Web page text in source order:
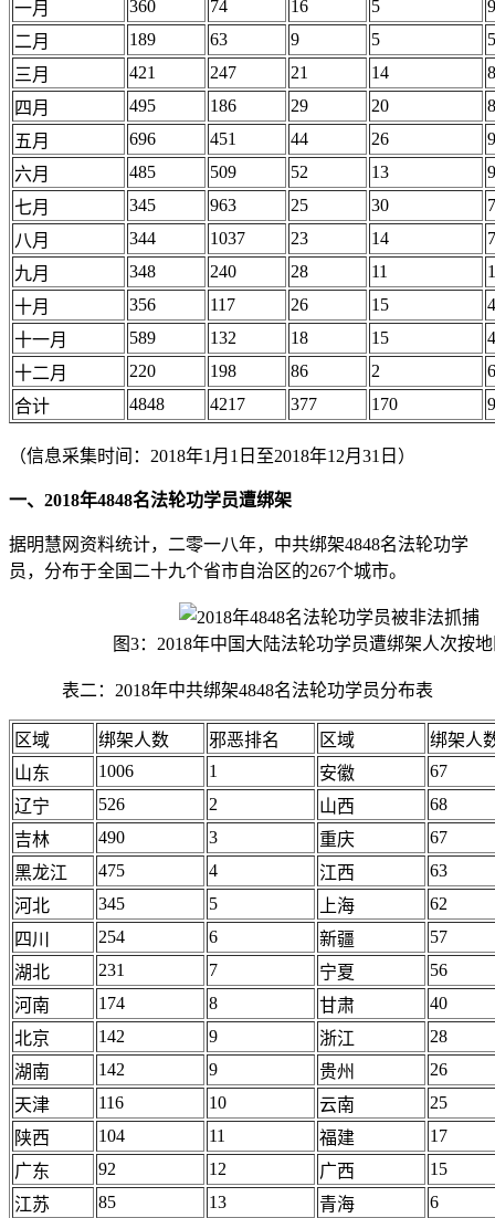
一月
360 74 16 5
二月
189 63 9 5
三月
421 247 21 14
四月
495 186 29 20
五月
696 451 44 26
六月
485 509 52 13
七月
345 963 25 30
八月
344 1037 23 14
九月
348 240 28 11
十月
356 117 26 15
十一月
589 132 18 15
十二月
220 198 86 2
合计
4848 4217 377 170
（信息采集时间：2018年1月1日至2018年12月31日）
一、2018年4848名法轮功学员遭绑架
据明慧网资料统计，二零一八年，中共绑架4848名法轮功学
员，分布于全国二十九个省市自治区的267个城市。
图3：2018年中国大陆法轮功学员遭绑架人次按
表二：2018年中共绑架4848名法轮功学员分布表
区域 绑架人数 邪恶排名 区域
绑架人
山东
1006 1 安徽
67
辽宁
526 2 山西
68
吉林
490 3 重庆
67
黑龙江
475 4 江西
63
河北
345 5 上海
62
四川
254 6 新疆
57
湖北
231 7 宁夏
56
河南
174 8 甘肃
40
北京
142 9 浙江
28
湖南
142 9 贵州
26
天津
116 10 云南
25
陕西
104 11 福建
17
广东
92 12 广西
15
江苏
85 13 青海 6